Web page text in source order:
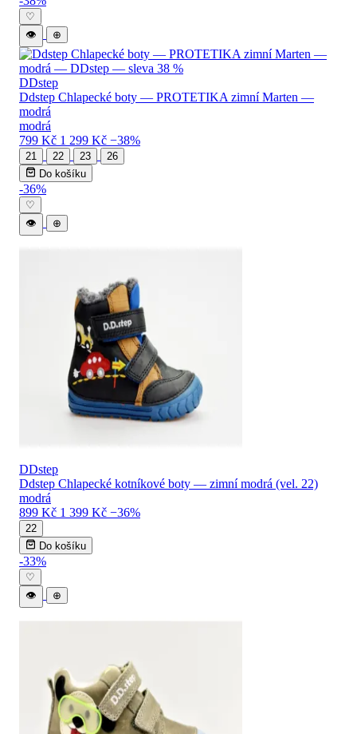
♡
👁
⊕
DDstep
Ddstep Chlapecké boty — PROTETIKA zimní Marten —
modrá
modrá
799 Kč 1 299 Kč −38%
21 22 23
26
Do košíku
-36%
♡
👁
⊕
DDstep
Ddstep Chlapecké kotníkové boty — zimní modrá (vel. 22)
modrá
899 Kč 1 399 Kč −36%
22
Do košíku
-33%
♡
👁
⊕